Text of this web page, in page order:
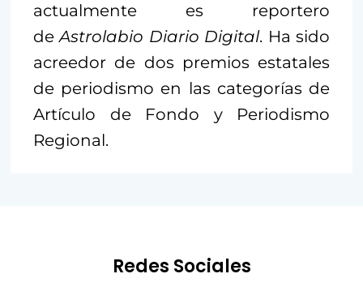
actualmente es reportero
deAstrolabio Diario Digital. Ha sido
acreedor de dos premios estatales
de periodismo en las categorías de
Artículo de Fondo y Periodismo
Regional.
Redes Sociales